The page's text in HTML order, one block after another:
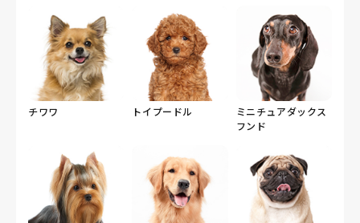
チワワ トイプードル
ミニチュアダックス
フンド